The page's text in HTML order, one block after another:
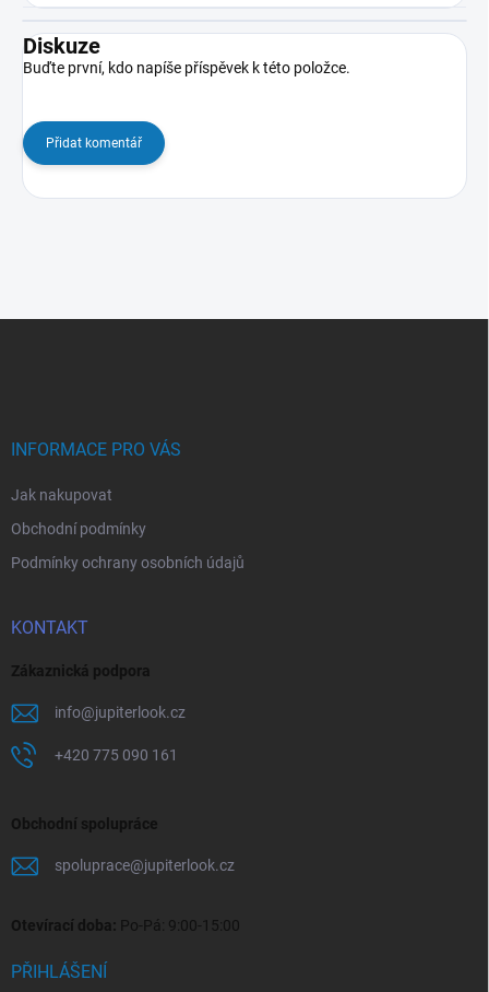
Diskuze
Buďte první, kdo napíše příspěvek k této položce.
Přidat komentář
INFORMACE PRO VÁS
Jak nakupovat
Obchodní podmínky
Podmínky ochrany osobních údajů
KONTAKT
Zákaznická podpora
info@jupiterlook.cz
+420 775 090 161
Obchodní spolupráce
spoluprace@jupiterlook.cz
Otevírací doba: Po-Pá: 9:00-15:00
PŘIHLÁŠENÍ